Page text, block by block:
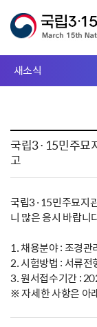
새소식
국립3·15민주묘
고
국립3·15민주묘지
니 많은 응시 바랍니
1. 채용분야 : 조경
2. 시험방법 : 서류전
3. 원서접수기간 :
※ 자세한 사항은 아